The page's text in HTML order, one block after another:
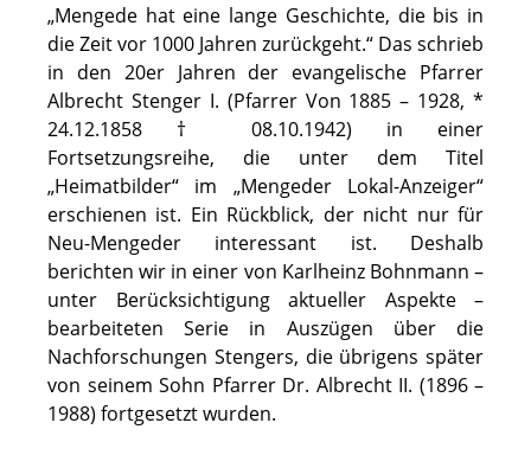
„Mengede hat eine lange Geschichte, die bis in
die Zeit vor 1000 Jahren zurückgeht.“ Das schrieb
in den 20er Jahren der evangelische Pfarrer
Albrecht Stenger I. (Pfarrer Von 1885 – 1928, *
24.12.1858 † 08.10.1942) in einer
Fortsetzungsreihe, die unter dem Titel
„Heimatbilder“ im „Mengeder Lokal-Anzeiger“
erschienen ist. Ein Rückblick, der nicht nur für
Neu-Mengeder interessant ist. Deshalb
berichten wir in einer von Karlheinz Bohnmann –
unter Berücksichtigung aktueller Aspekte –
bearbeiteten Serie in Auszügen über die
Nachforschungen Stengers, die übrigens später
von seinem Sohn Pfarrer Dr. Albrecht II. (1896 –
1988) fortgesetzt wurden.